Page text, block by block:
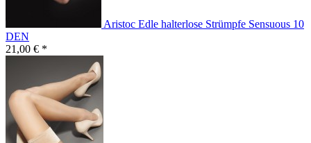
Aristoc Edle halterlose Strümpfe Sensuous 10
DEN
21,00 € *